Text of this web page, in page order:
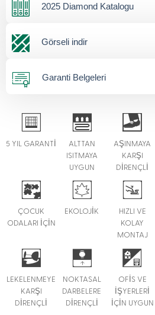
2025 Diamond Katalogu
Görseli indir
Garanti Belgeleri
5 YIL GARANTİ
ALTTAN
ISITMAYA
UYGUN
AŞINMAYA
KARŞI
DİRENÇLİ
ÇOCUK
ODALARI İÇİN
EKOLOJİK
HIZLI VE
KOLAY
MONTAJ
LEKELENMEYE
KARŞI
DİRENÇLİ
NOKTASAL
DARBELERE
DİRENÇLİ
OFİS VE
İŞYERLERİ
İÇİN UYGUN